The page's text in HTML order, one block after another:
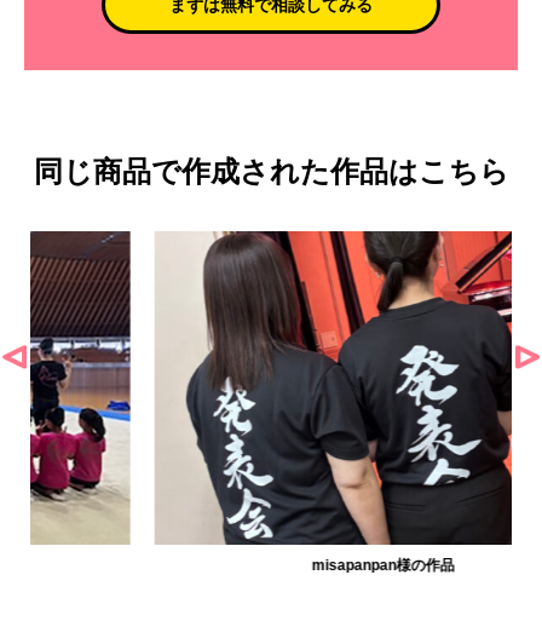
まずは無料で相談してみる
同じ商品で作成された作品はこちら
misapanpan様の作品